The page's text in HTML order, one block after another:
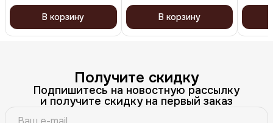
В корзину В корзину
Получите скидку
Подпишитесь на новостную рассылку
и получите скидку на первый заказ